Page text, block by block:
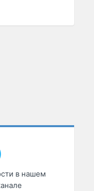
в нашем